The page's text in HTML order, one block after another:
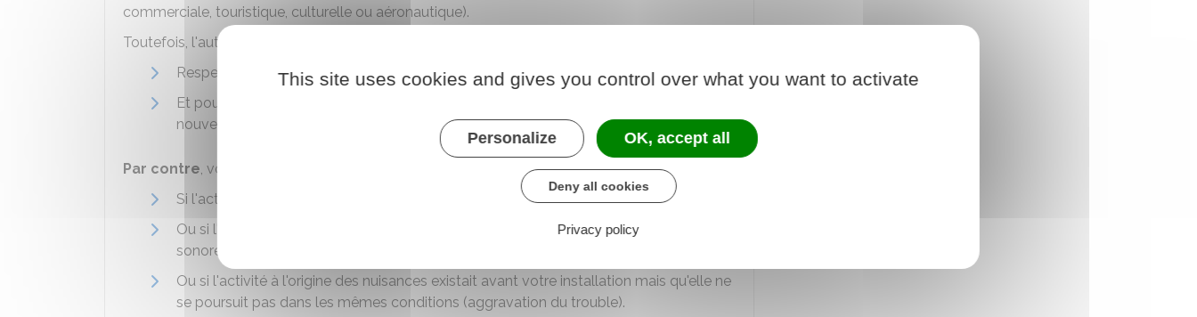
commerciale, touristique, culturelle ou aéronautique).
Toutefois, l'auteur des nuisances
Respecter la législation en vigueur
Et poursuivre son activité dans les mêmes conditions ou dans des conditions
nouvelles qui ne sont pas à l'origine d'une aggravation du trouble anormal.
Par contre, vous
:
Si l'activité à l'origine des nuisances n'existait pas avant votre installation
Ou si l'auteur du bruit ne respecte pas la législation en vigueur (respect du niveau
sonore...)
Ou si l'activité à l'origine des nuisances existait avant votre installation mais qu'elle ne
se poursuit pas dans les mêmes conditions (aggravation du trouble).
This site uses cookies and gives you control over what you want to activate
Personalize OK, accept all
Deny all cookies
Privacy policy